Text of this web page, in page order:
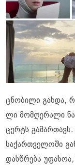
ცნობილი გახდა,
ლი მომ­ღე­რა­ლი
ცერტს
საქართველოში
დასწრება